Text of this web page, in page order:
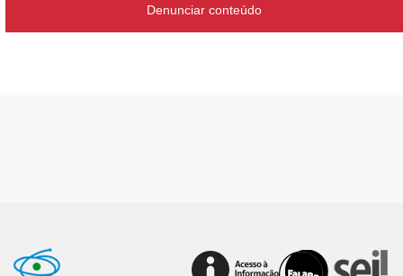
Denunciar conteúdo